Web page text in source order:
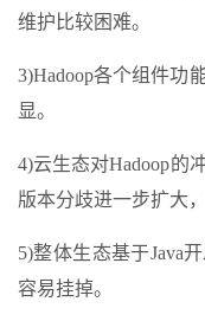
维护比较困难。
3)Hadoop各个组件功
显。
4)云生态对Hadoop的
版本分歧进一步扩大
5)整体生态基于Java
容易挂掉。